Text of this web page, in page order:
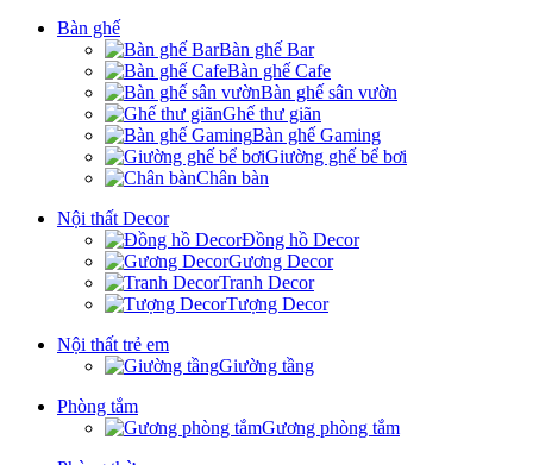
Bàn ghế
Bàn ghế Bar
Bàn ghế Cafe
Bàn ghế sân vườn
Ghế thư giãn
Bàn ghế Gaming
Giường ghế bể bơi
Chân bàn
Nội thất Decor
Đồng hồ Decor
Gương Decor
Tranh Decor
Tượng Decor
Nội thất trẻ em
Giường tầng
Phòng tắm
Gương phòng tắm